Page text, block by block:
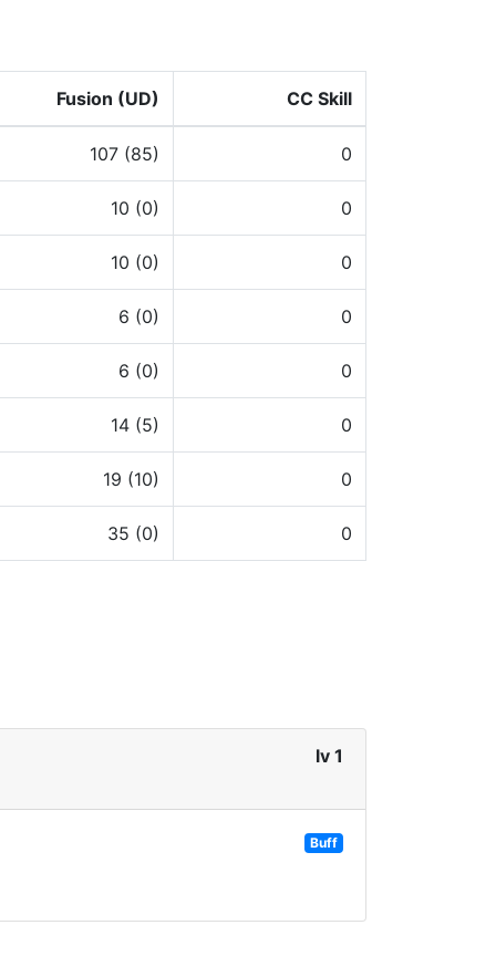
Fusion (UD) CC Skill
107 (85) 0
10 (0) 0
10 (0) 0
6 (0) 0
6 (0) 0
14 (5) 0
19 (10) 0
35 (0) 0
lv 1
Buff